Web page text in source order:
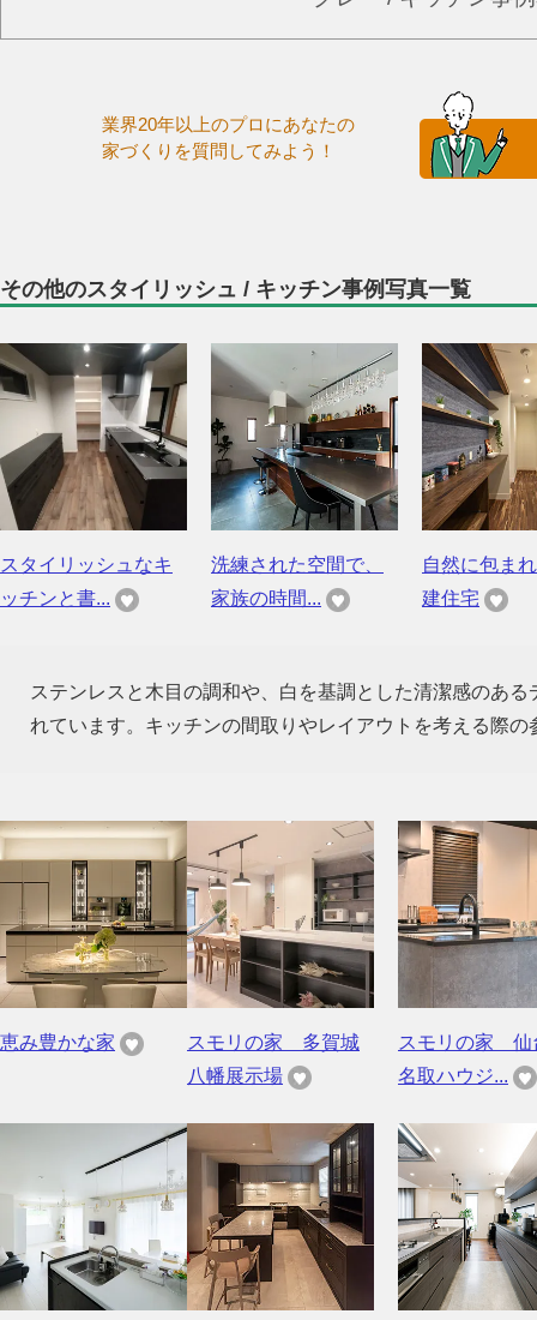
業界20年以上のプロにあなたの
家づくりを質問してみよう！
その他のスタイリッシュ / キッチン事例写真一覧
スタイリッシュなキ
ッチンと書...
洗練された空間で、
家族の時間...
自然に包ま
建住宅
ステンレスと木目の調和や、白を基調とした清潔感のあ
れています。キッチンの間取りやレイアウトを考える際
恵み豊かな家
スモリの家 多賀城
八幡展示場
スモリの家 仙
名取ハウジ...